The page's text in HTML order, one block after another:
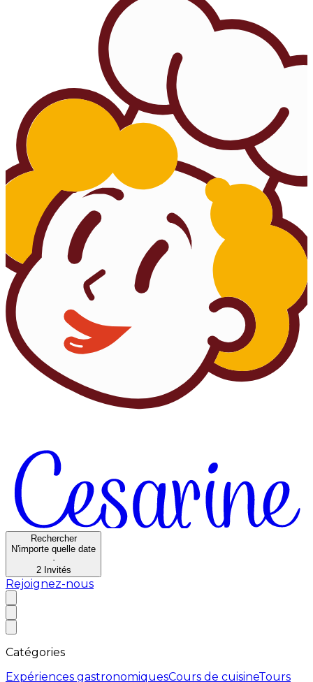
Rechercher
N'importe quelle date
·
2 Invités
Rejoignez-nous
Catégories
Expériences gastronomiquesCours de cuisineTours